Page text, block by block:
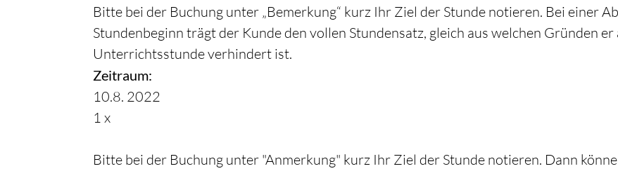
Bitte bei der Buchung unter „Bemerkung“ kurz Ihr Ziel der Stunde notieren. Bei einer
Stundenbeginn trägt der Kunde den vollen Stundensatz, gleich aus welchen Gründen
Unterrichtsstunde verhindert ist.
Zeitraum:
10.8. 2022
1 x
Bitte bei der Buchung unter "Anmerkung" kurz Ihr Ziel der Stunde notieren. Dann